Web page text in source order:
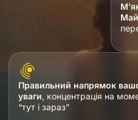
Правильний напрямок
уваги, концентрація на
“тут і зараз”